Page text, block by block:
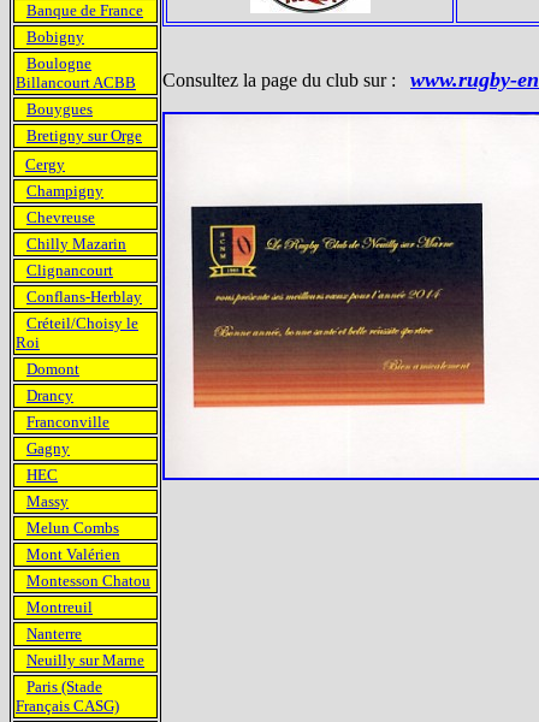
Consultez la page du club sur : www.rugby-
Banque de France
Bobigny
Boulogne
Billancourt ACBB
Bouygues
Bretigny sur Orge
Cergy
Champigny
Chevreuse
Chilly Mazarin
Clignancourt
Conflans-Herblay
Créteil/Choisy le
Roi
Domont
Drancy
Franconville
Gagny
HEC
Massy
Melun Combs
Mont Valérien
Montesson Chatou
Montreuil
Nanterre
Neuilly sur Marne
Paris (Stade
Français CASG)